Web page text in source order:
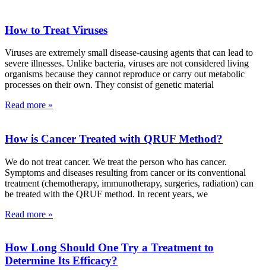
How to Treat Viruses
Viruses are extremely small disease-causing agents that can lead to
severe illnesses. Unlike bacteria, viruses are not considered living
organisms because they cannot reproduce or carry out metabolic
processes on their own. They consist of genetic material
Read more »
How is Cancer Treated with QRUF Method?
We do not treat cancer. We treat the person who has cancer.
Symptoms and diseases resulting from cancer or its conventional
treatment (chemotherapy, immunotherapy, surgeries, radiation) can
be treated with the QRUF method. In recent years, we
Read more »
How Long Should One Try a Treatment to
Determine Its Efficacy?